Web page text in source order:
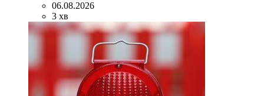
06.08.2026
3 хв